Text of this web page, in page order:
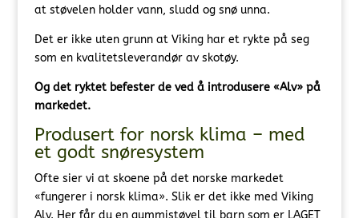
at støvelen holder vann, sludd og snø unna.
Det er ikke uten grunn at Viking har et rykte på seg
som en kvalitetsleverandør av skotøy.
Og det ryktet befester de ved å introdusere «Alv» på
markedet.
Produsert for norsk klima – med
et godt snøresystem
Ofte sier vi at skoene på det norske markedet
«fungerer i norsk klima». Slik er det ikke med Viking
Alv. Her får du en gummistøvel til barn som er LAGET